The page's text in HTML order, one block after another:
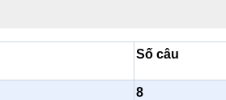
Số câu
8